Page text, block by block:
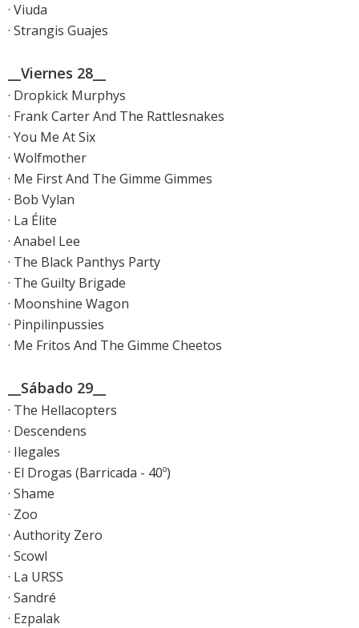
· Viuda
· Strangis Guajes
__Viernes 28__
· Dropkick Murphys
· Frank Carter And The Rattlesnakes
· You Me At Six
· Wolfmother
· Me First And The Gimme Gimmes
· Bob Vylan
· La Élite
· Anabel Lee
· The Black Panthys Party
· The Guilty Brigade
· Moonshine Wagon
· Pinpilinpussies
· Me Fritos And The Gimme Cheetos
__Sábado 29__
· The Hellacopters
· Descendens
· Ilegales
· El Drogas (Barricada - 40º)
· Shame
· Zoo
· Authority Zero
· Scowl
· La URSS
· Sandré
· Ezpalak